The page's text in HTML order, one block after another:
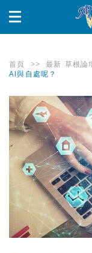
首頁 >> 最新 草根論
AI與自處呢？